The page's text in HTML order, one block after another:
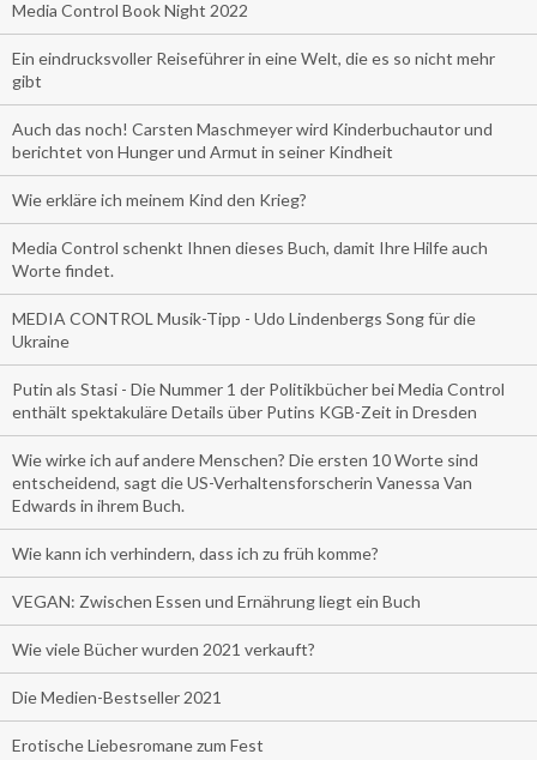
Media Control Book Night 2022
Ein eindrucksvoller Reiseführer in eine Welt, die es so nicht mehr
gibt
Auch das noch! Carsten Maschmeyer wird Kinderbuchautor und
berichtet von Hunger und Armut in seiner Kindheit
Wie erkläre ich meinem Kind den Krieg?
Media Control schenkt Ihnen dieses Buch, damit Ihre Hilfe auch
Worte findet.
MEDIA CONTROL Musik-Tipp - Udo Lindenbergs Song für die
Ukraine
Putin als Stasi - Die Nummer 1 der Politikbücher bei Media Control
enthält spektakuläre Details über Putins KGB-Zeit in Dresden
Wie wirke ich auf andere Menschen? Die ersten 10 Worte sind
entscheidend, sagt die US-Verhaltensforscherin Vanessa Van
Edwards in ihrem Buch.
Wie kann ich verhindern, dass ich zu früh komme?
VEGAN: Zwischen Essen und Ernährung liegt ein Buch
Wie viele Bücher wurden 2021 verkauft?
Die Medien-Bestseller 2021
Erotische Liebesromane zum Fest